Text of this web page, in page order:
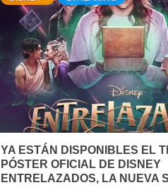
YA ESTÁN DISPONIBLES EL
PÓSTER OFICIAL DE DISNEY
ENTRELAZADOS, LA NUEVA